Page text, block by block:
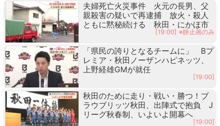
夫婦死亡火災事件 火元の長男、父
親殺害の疑いで再逮捕 放火・殺人
ともに黙秘続ける 秋田・にかほ市
[19:00] ※静止画のみ
「県民の誇りとなるチームに」 Bプ
レミア・秋田ノーザンハピネッツ、
上野経雄GMが就任
[19:00]
秋田のために走り・戦い・勝つ！ブ
ラウブリッツ秋田、出陣式で抱負 J
リーグ秋春制、いよいよ開幕へ
[19:00]